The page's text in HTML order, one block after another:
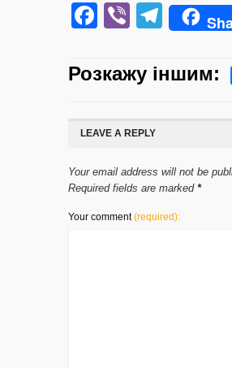
Facebook
Viber
Розкажу iншим:
LEAVE A REPLY
Your email address will not be
Required fields are marked *
Your comment(required):